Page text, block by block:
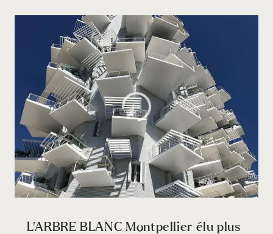
L’ARBRE BLANC Montpellier élu plus